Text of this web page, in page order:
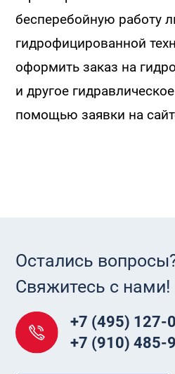
бесперебойную работу
гидрофицированной
оформить заказ на
и другое
помощью заявки на
Остались
Свяжитесь с нами!
+7 (495) 127-
+7 (910) 485-